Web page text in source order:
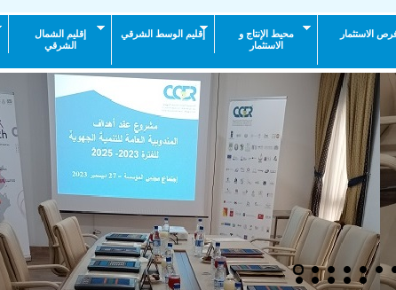
إقليم الشمال
الشرقي
إقليم الوسط الشرقي
محيط الإنتاج و
الاستثمار
الاستثمار